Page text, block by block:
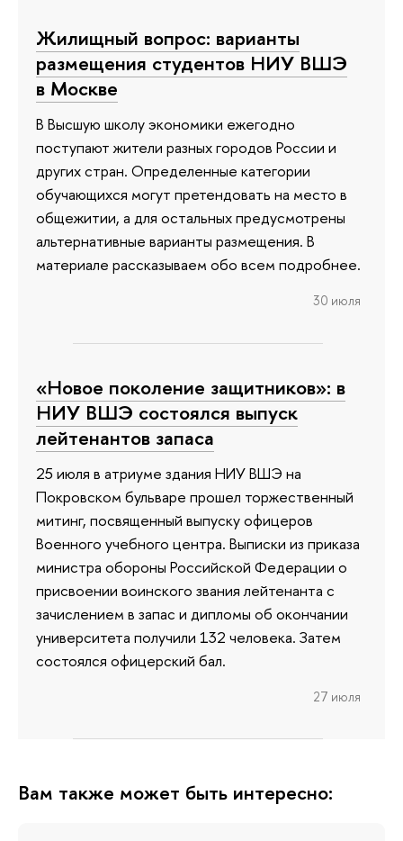
Жилищный вопрос: варианты
размещения студентов НИУ ВШЭ
в Москве
В Высшую школу экономики ежегодно
поступают жители разных городов России и
других стран. Определенные категории
обучающихся могут претендовать на место в
общежитии, а для остальных предусмотрены
альтернативные варианты размещения. В
материале рассказываем обо всем подробнее.
30 июля
«Новое поколение защитников»: в
НИУ ВШЭ состоялся выпуск
лейтенантов запаса
25 июля в атриуме здания НИУ ВШЭ на
Покровском бульваре прошел торжественный
митинг, посвященный выпуску офицеров
Военного учебного центра. Выписки из приказа
министра обороны Российской Федерации о
присвоении воинского звания лейтенанта с
зачислением в запас и дипломы об окончании
университета получили 132 человека. Затем
состоялся офицерский бал.
27 июля
Вам также может быть интересно: